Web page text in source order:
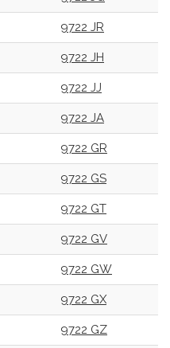
9722 JR
9722 JH
9722 JJ
9722 JA
9722 GR
9722 GS
9722 GT
9722 GV
9722 GW
9722 GX
9722 GZ